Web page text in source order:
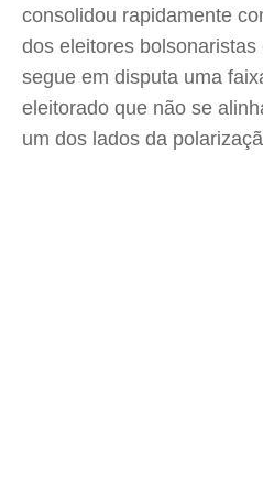
consolidou rapidamente
dos eleitores
segue em disputa uma
eleitorado que não se
um dos lados da